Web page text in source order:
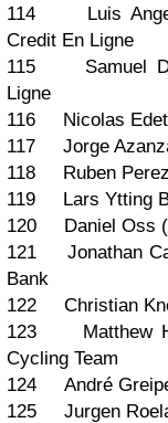
114 Luis Angel
Credit En Ligne
115 Samuel
Ligne
116 Nicolas Edet
117 Jorge
118 Ruben Perez
119 Lars Ytting
120 Daniel Oss
121 Jonathan
Bank
122 Christian
123 Matthew
Cycling Team
124 André
125 Jurgen